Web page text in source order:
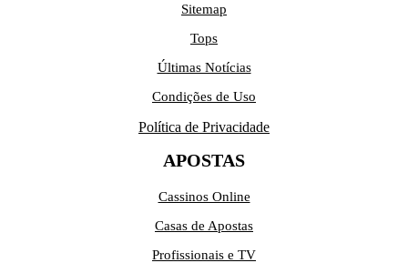
Sitemap
Tops
Últimas Notícias
Condições de Uso
Política de Privacidade
APOSTAS
Cassinos Online
Casas de Apostas
Profissionais e TV